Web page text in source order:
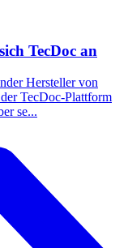
TecDoc an
Hersteller von
TecDoc-Plattform
se...